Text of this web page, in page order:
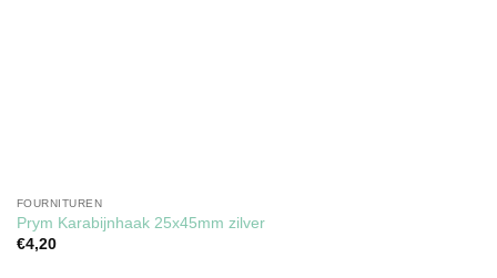
FOURNITUREN
Prym Karabijnhaak 25x45mm zilver
€4,20